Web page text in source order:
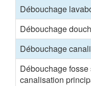
Débouchage
Débouchage
Débouchage
Débouchage
canalisation